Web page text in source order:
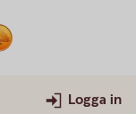
Logga in